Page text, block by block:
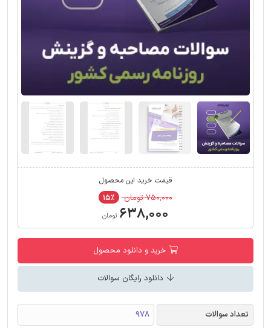
قیمت خرید این محصول
۷۵۰,۰۰۰ تومان ۱۵٪
۶۳۸,۰۰۰ تومان
خرید و دانلود محصول
دانلود رایگان سوالات
تعداد سوالات
978